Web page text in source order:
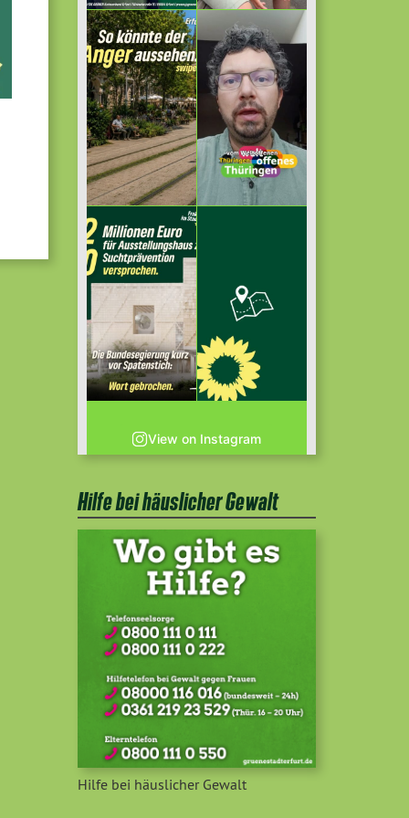
View on Instagram
Hilfe bei häuslicher Gewalt
Hilfe bei häuslicher Gewalt